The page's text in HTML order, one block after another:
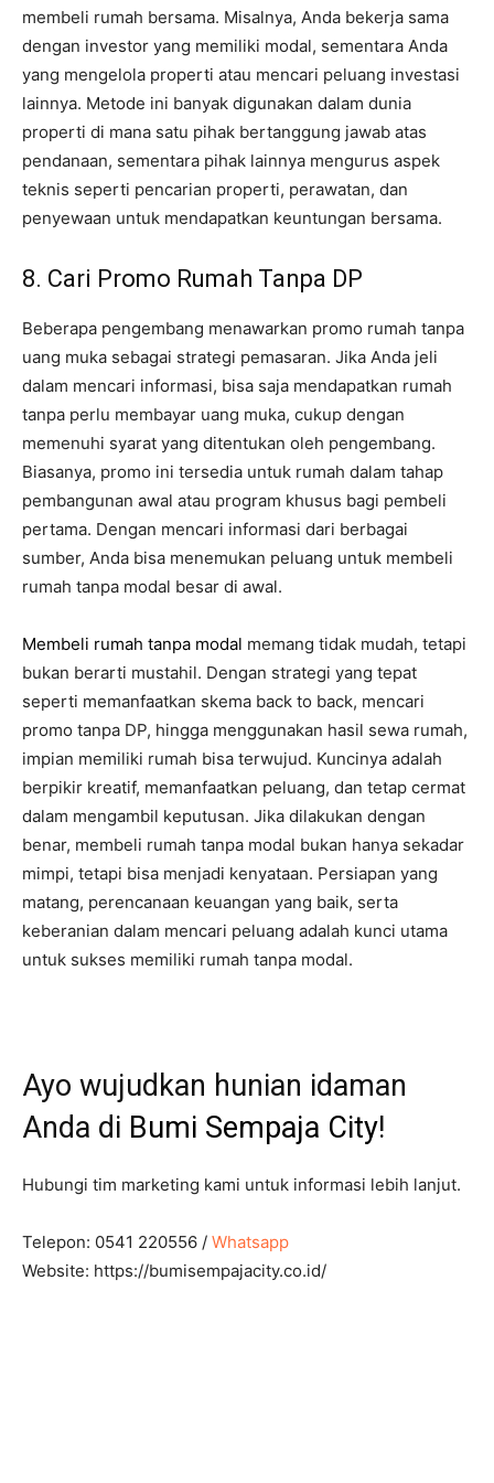
membeli rumah bersama. Misalnya, Anda bekerja sama
dengan investor yang memiliki modal, sementara Anda
yang mengelola properti atau mencari peluang investasi
lainnya. Metode ini banyak digunakan dalam dunia
properti di mana satu pihak bertanggung jawab atas
pendanaan, sementara pihak lainnya mengurus aspek
teknis seperti pencarian properti, perawatan, dan
penyewaan untuk mendapatkan keuntungan bersama.
8. Cari Promo Rumah Tanpa DP
Beberapa pengembang menawarkan promo rumah tanpa
uang muka sebagai strategi pemasaran. Jika Anda jeli
dalam mencari informasi, bisa saja mendapatkan rumah
tanpa perlu membayar uang muka, cukup dengan
memenuhi syarat yang ditentukan oleh pengembang.
Biasanya, promo ini tersedia untuk rumah dalam tahap
pembangunan awal atau program khusus bagi pembeli
pertama. Dengan mencari informasi dari berbagai
sumber, Anda bisa menemukan peluang untuk membeli
rumah tanpa modal besar di awal.
Membeli rumah tanpa modal memang tidak mudah, tetapi
bukan berarti mustahil. Dengan strategi yang tepat
seperti memanfaatkan skema back to back, mencari
promo tanpa DP, hingga menggunakan hasil sewa rumah,
impian memiliki rumah bisa terwujud. Kuncinya adalah
berpikir kreatif, memanfaatkan peluang, dan tetap cermat
dalam mengambil keputusan. Jika dilakukan dengan
benar, membeli rumah tanpa modal bukan hanya sekadar
mimpi, tetapi bisa menjadi kenyataan. Persiapan yang
matang, perencanaan keuangan yang baik, serta
keberanian dalam mencari peluang adalah kunci utama
untuk sukses memiliki rumah tanpa modal.
Ayo wujudkan hunian idaman
Anda di Bumi Sempaja City!
Hubungi tim marketing kami untuk informasi lebih lanjut.
Telepon: 0541 220556 / Whatsapp
Website: https://bumisempajacity.co.id/